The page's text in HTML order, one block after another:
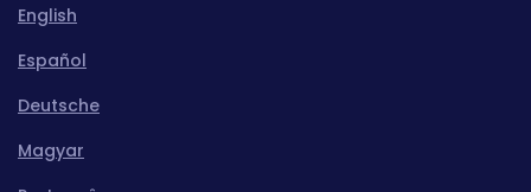
English
Español
Deutsche
Magyar